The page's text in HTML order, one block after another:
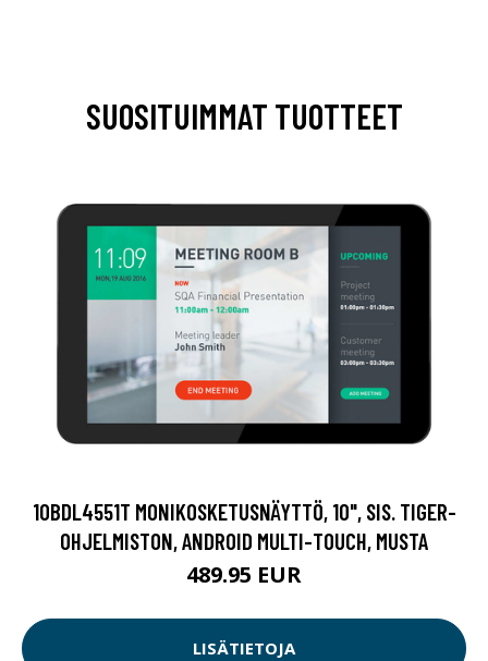
SUOSITUIMMAT TUOTTEET
10BDL4551T MONIKOSKETUSNÄYTTÖ, 10", SIS. TIGER-
OHJELMISTON, ANDROID MULTI-TOUCH, MUSTA
489.95 EUR
LISÄTIETOJA